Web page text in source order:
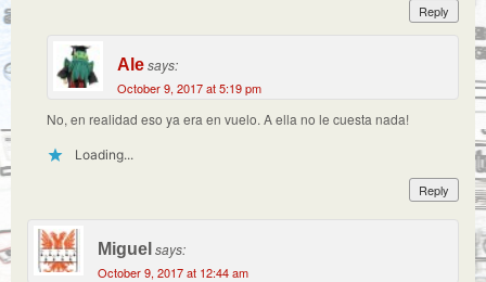
Reply
Alesays:
October 9, 2017 at 5:19 pm
No, en realidad eso ya era en vuelo. A ella no le cuesta nada!
Loading...
Reply
Miguel says:
October 9, 2017 at 12:44 am